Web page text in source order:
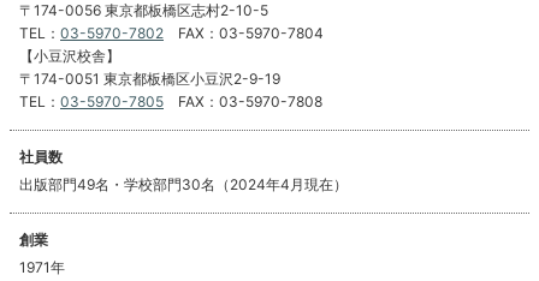
〒174-0056 東京都板橋区志村2-10-5
TEL： 03-5970-7802 FAX：03-5970-7804
【小豆沢校舎】
〒174-0051 東京都板橋区小豆沢2-9-19
TEL： 03-5970-7805 FAX：03-5970-7808
社員数
出版部門49名・学校部門30名（2024年4月現在）
創業
1971年